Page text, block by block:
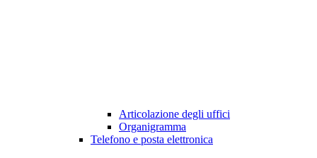
Articolazione degli uffici
Organigramma
Telefono e posta elettronica